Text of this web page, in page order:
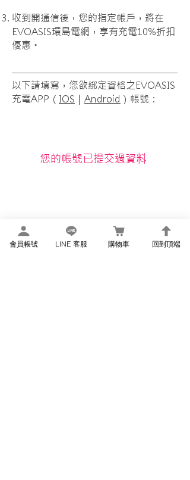
收到開通信後，您的指定帳戶，將在
EVOASIS環島電網，享有充電10%折扣
優惠。
以下請填寫，您欲綁定資格之EVOASIS
充電APP（ IOS Android ）帳號：
您的帳號已提交過資料
會員帳號 LINE 客服 購物車 回到頂端